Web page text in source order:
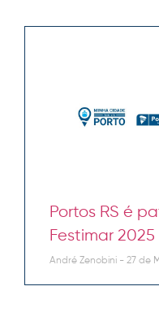
Portos RS é
Festimar 2025
André Zenobini 27 de